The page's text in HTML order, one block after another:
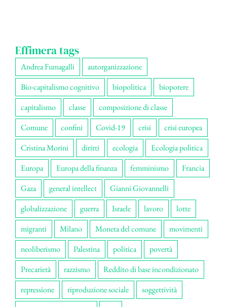
Effimera tags
Andrea Fumagalli
autorganizzazione
Bio-capitalismo cognitivo
biopolitica
biopotere
capitalismo
classe
composizione di classe
Comune
confini Covid-19 crisi
crisi europea
Cristina Morini
diritti ecologia
Ecologia politica
Europa
Europa della finanza femminismo
Francia
Gaza
general intellect
Gianni Giovannelli
globalizzazione
guerra Israele lavoro
lotte
migranti
Milano Moneta del comune
movimenti
neoliberismo
Palestina politica
povertà
Precarietà
razzismo
Reddito di base incondizionato
repressione
riproduzione sociale
soggettività